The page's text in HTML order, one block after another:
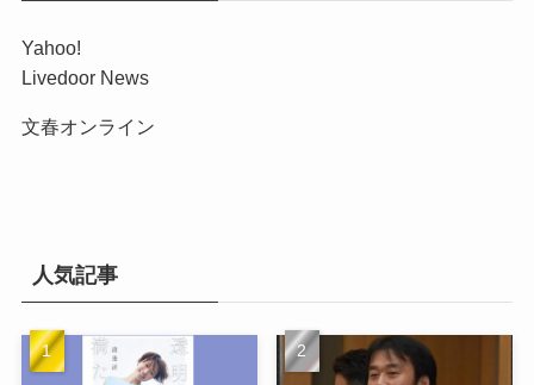
Yahoo!
Livedoor News
文春オンライン
人気記事